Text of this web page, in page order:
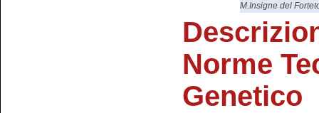
M.Insigne del
Norme
Genetico